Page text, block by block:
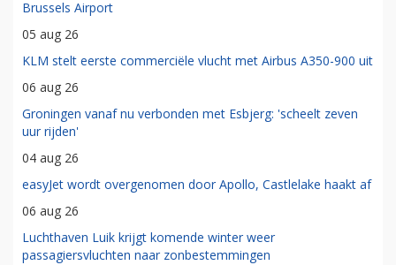
Brussels Airport
05 aug 26
KLM stelt eerste commerciële vlucht met Airbus A350-900 uit
06 aug 26
Groningen vanaf nu verbonden met Esbjerg: 'scheelt zeven
uur rijden'
04 aug 26
easyJet wordt overgenomen door Apollo, Castlelake haakt af
06 aug 26
Luchthaven Luik krijgt komende winter weer
passagiersvluchten naar zonbestemmingen